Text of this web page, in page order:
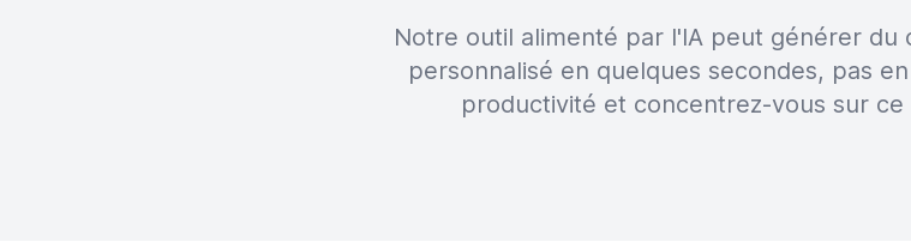
Notre outil alimenté par l'IA peut générer du
personnalisé en quelques secondes, pas
productivité et concentrez-vous sur